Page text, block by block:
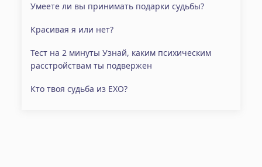
Умеете ли вы принимать подарки судьбы?
Красивая я или нет?
Тест на 2 минуты Узнай, каким психическим
расстройствам ты подвержен
Кто твоя судьба из EXO?